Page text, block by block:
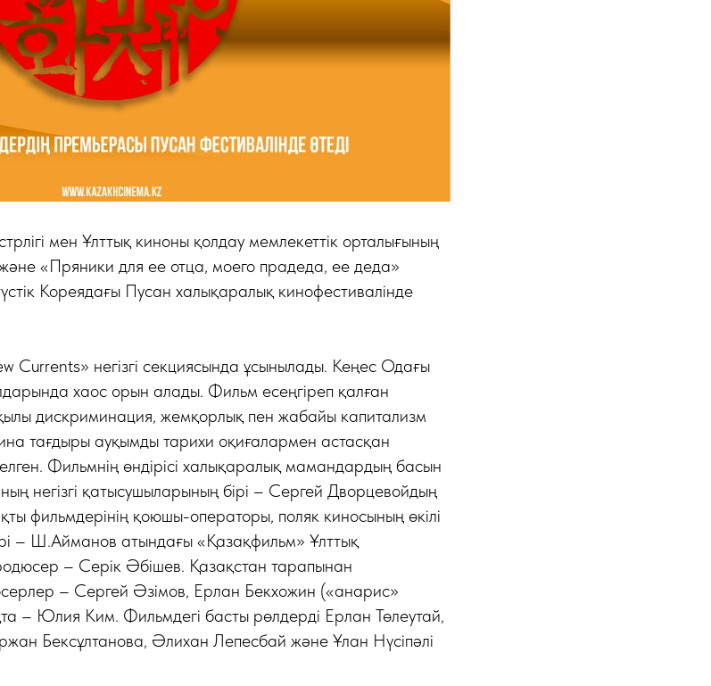
мен Ұлттық киноны қолдау мемлекеттік орталығының
және «Пряники для ее отца, моего прадеда, ее деда»
Кореядағы Пусан халықаралық кинофестивалінде
Currents» негізгі секциясында ұсынылады. Кеңес Одағы
хаос орын алады. Фильм есеңгіреп қалған
дискриминация, жемқорлық пен жабайы капитализм
тағдыры ауқымды тарихи оқиғалармен астасқан
Фильмнің өндірісі халықаралық мамандардың басын
негізгі қатысушыларының бірі – Сергей Дворцевойдың
фильмдерінің қоюшы-операторы, поляк киносының өкілі
– Ш.Айманов атындағы «Қазақфильм» Ұлттық
– Серік Әбішев. Қазақстан тарапынан
– Сергей Әзімов, Ерлан Бекхожин («анарис»
– Юлия Ким. Фильмдегі басты рөлдерді Ерлан Төлеутай,
Бексұлтанова, Әлихан Лепесбай және Ұлан Нүсіпәлі